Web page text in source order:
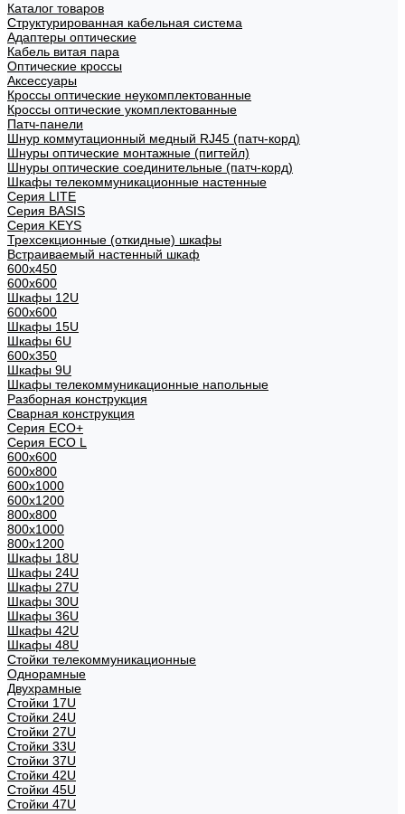
Каталог товаров
Структурированная кабельная система
Адаптеры оптические
Кабель витая пара
Оптические кроссы
Аксессуары
Кроссы оптические неукомплектованные
Кроссы оптические укомплектованные
Патч-панели
Шнур коммутационный медный RJ45 (патч-корд)
Шнуры оптические монтажные (пигтейл)
Шнуры оптические соединительные (патч-корд)
Шкафы телекоммуникационные настенные
Cерия LITE
Cерия BASIS
Cерия KEYS
Трехсекционные (откидные) шкафы
Встраиваемый настенный шкаф
600x450
600x600
Шкафы 12U
600x600
Шкафы 15U
Шкафы 6U
600x350
Шкафы 9U
Шкафы телекоммуникационные напольные
Разборная конструкция
Сварная конструкция
Серия ECO+
Серия ECO L
600x600
600x800
600х1000
600х1200
800x800
800х1000
800х1200
Шкафы 18U
Шкафы 24U
Шкафы 27U
Шкафы 30U
Шкафы 36U
Шкафы 42U
Шкафы 48U
Стойки телекоммуникационные
Однорамные
Двухрамные
Стойки 17U
Стойки 24U
Стойки 27U
Стойки 33U
Стойки 37U
Стойки 42U
Стойки 45U
Стойки 47U